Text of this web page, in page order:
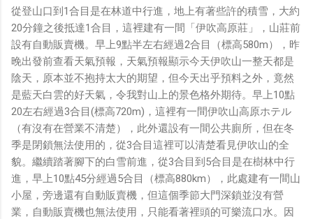
從登山口到1合目是在林道中行進，地上有著些許的積雪，大約
20分鐘之後抵達1合目，這裡建有一間「伊吹高原莊」，山莊前
設有自動販賣機。早上9點半左右經過2合目（標高580m），昨
晚出發前查看天氣預報，天氣預報顯示今天伊吹山一整天都是
陰天，原本並不抱持太大的期望，但今天出乎預料之外，竟然
是藍天白雲的好天氣，令我對山上的景色格外期待。早上10點
20左右經過3合目(標高720m)，這裡有一間伊吹山高原ホテル
（有沒有在營業不清楚），此外還設有一間公共廁所，但在冬
季是閉鎖無法使用的，從3合目這裡可以清楚看見伊吹山的全
貌。繼續踏著腳下的白雪前進，從3合目到5合目是在樹林中行
進，早上10點45分經過5合目（標高880km），此處建有一間山
小屋，旁邊還有自動販賣機，但這個季節大門深鎖並沒有營
業，自動販賣機也無法使用，只能看著裡頭的可樂流口水。因